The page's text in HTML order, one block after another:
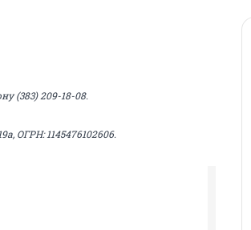
(383) 209-18-08.
ОГРН: 1145476102606.